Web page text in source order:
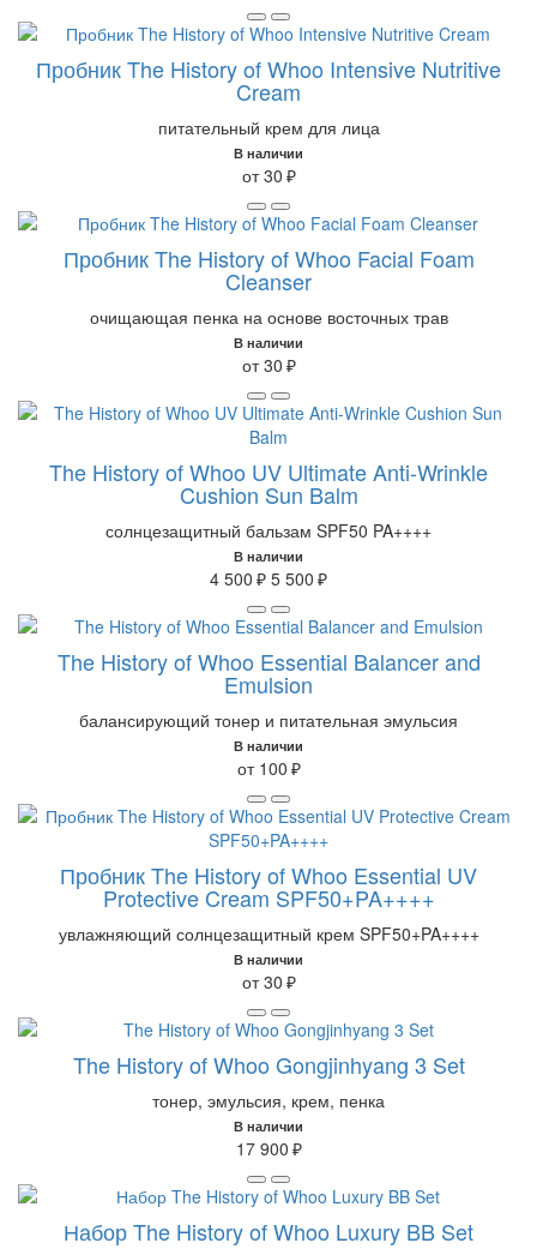
Пробник The History of Whoo Intensive Nutritive
Cream
питательный крем для лица
В наличии
от 30 ₽
Пробник The History of Whoo Facial Foam
Cleanser
очищающая пенка на основе восточных трав
В наличии
от 30 ₽
The History of Whoo UV Ultimate Anti-Wrinkle
Cushion Sun Balm
солнцезащитный бальзам SPF50 PA++++
В наличии
4 500 ₽ 5 500 ₽
The History of Whoo Essential Balancer and
Emulsion
балансирующий тонер и питательная эмульсия
В наличии
от 100 ₽
Пробник The History of Whoo Essential UV
Protective Cream SPF50+PA++++
увлажняющий солнцезащитный крем SPF50+PA++++
В наличии
от 30 ₽
The History of Whoo Gongjinhyang 3 Set
тонер, эмульсия, крем, пенка
В наличии
17 900 ₽
Набор The History of Whoo Luxury BB Set